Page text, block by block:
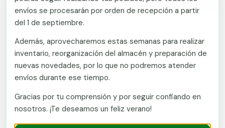
envíos se procesarán por orden de recepción a partir
del 1 de septiembre.
Además, aprovecharemos estas semanas para realizar
inventario, reorganización del almacén y preparación de
nuevas novedades, por lo que no podremos atender
envíos durante ese tiempo.
Gracias por tu comprensión y por seguir confiando en
nosotros. ¡Te deseamos un feliz verano!
Malla simple torsión
Malla triple torsión
Panel malla H.
Puerta acceso peatonal
Poste malla simple torsión
Alambre de espino galvanizado
Alambre liso galvanizado
Malla ocultación 70 g/m² verde
Abrazadera PVC malla H.
Fabricante en Murcia con envío a Catadau
(Valencia/València). Vallas metálicas y vallado de
fincas: mallas, postes, puertas y kits. Combinación
de uso agrícola en la huerta, vallado residencial en la
costa y demanda industrial en el interior.
Presupuesto sin compromiso.
Llamar ahora
Ver catálogo